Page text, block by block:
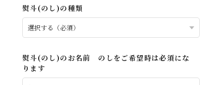
熨斗(のし)の種類
熨斗(のし)のお名前 のしをご希望時は必須にな
ります